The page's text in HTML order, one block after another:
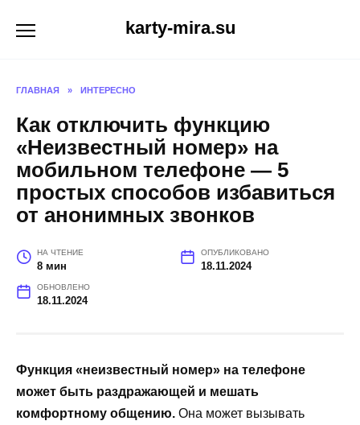
karty-mira.su
ГЛАВНАЯ » ИНТЕРЕСНО
Как отключить функцию
«Неизвестный номер» на
мобильном телефоне — 5
простых способов избавиться
от анонимных звонков
НА ЧТЕНИЕ
8 мин
ОПУБЛИКОВАНО
18.11.2024
ОБНОВЛЕНО
18.11.2024
Функция «неизвестный номер» на телефоне
может быть раздражающей и мешать
комфортному общению. Она может вызывать